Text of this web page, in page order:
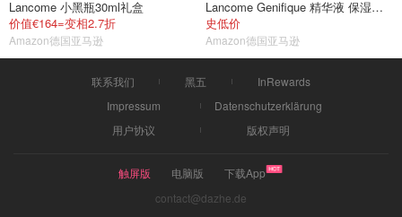
Lancome 小黑瓶30ml礼盒
价值€164=变相2.7折
Amazon德国亚马逊
Lancome Genifique 精华液 保湿抗老 50ml
史低价
Amazon德国亚马逊
联系我们 黑五
InRewards
Impressum
Datenschutzerklärung
用户协议
版权声明
触屏版 电脑版
下载App
contact@dazhe.de